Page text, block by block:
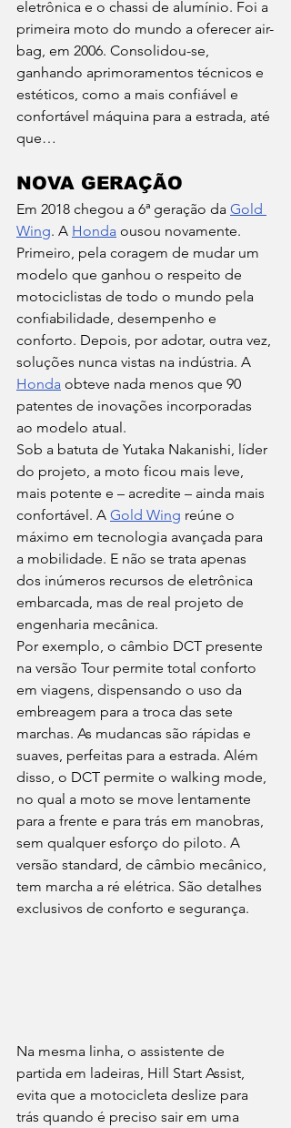
eletrônica e o chassi de alumínio. Foi a
primeira moto do mundo a oferecer air-
bag, em 2006. Consolidou-se,
ganhando aprimoramentos técnicos e
estéticos, como a mais confiável e
confortável máquina para a estrada, até
que…
NOVA GERAÇÃO
Em 2018 chegou a 6ª geração da Gold
Wing. A Honda ousou novamente.
Primeiro, pela coragem de mudar um
modelo que ganhou o respeito de
motociclistas de todo o mundo pela
confiabilidade, desempenho e
conforto. Depois, por adotar, outra vez,
soluções nunca vistas na indústria. A
Honda obteve nada menos que 90
patentes de inovações incorporadas
ao modelo atual.
Sob a batuta de Yutaka Nakanishi, líder
do projeto, a moto ficou mais leve,
mais potente e – acredite – ainda mais
confortável. A Gold Wing reúne o
máximo em tecnologia avançada para
a mobilidade. E não se trata apenas
dos inúmeros recursos de eletrônica
embarcada, mas de real projeto de
engenharia mecânica.
Por exemplo, o câmbio DCT presente
na versão Tour permite total conforto
em viagens, dispensando o uso da
embreagem para a troca das sete
marchas. As mudancas são rápidas e
suaves, perfeitas para a estrada. Além
disso, o DCT permite o walking mode,
no qual a moto se move lentamente
para a frente e para trás em manobras,
sem qualquer esforço do piloto. A
versão standard, de câmbio mecânico,
tem marcha a ré elétrica. São detalhes
exclusivos de conforto e segurança.
Na mesma linha, o assistente de
partida em ladeiras, Hill Start Assist,
evita que a motocicleta deslize para
trás quando é preciso sair em uma